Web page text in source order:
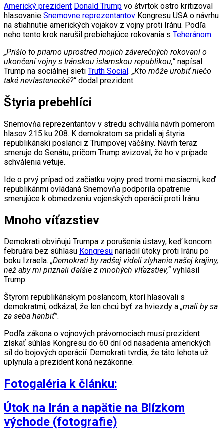
Americký prezident Donald Trump vo štvrtok ostro kritizoval
hlasovanie Snemovne reprezentantov Kongresu USA o návrhu
na stiahnutie amerických vojakov z vojny proti Iránu. Podľa
neho tento krok narušil prebiehajúce rokovania s Teheránom.
„Prišlo to priamo uprostred mojich záverečných rokovaní o
ukončení vojny s Iránskou islamskou republikou,“napísal
Trump na sociálnej sieti Truth Social. „Kto môže urobiť niečo
také nevlastenecké?“dodal prezident.
Štyria prebehlíci
Snemovňa reprezentantov v stredu schválila návrh pomerom
hlasov 215 ku 208. K demokratom sa pridali aj štyria
republikánski poslanci z Trumpovej väčšiny. Návrh teraz
smeruje do Senátu, pričom Trump avizoval, že ho v prípade
schválenia vetuje.
Ide o prvý prípad od začiatku vojny pred tromi mesiacmi, keď
republikánmi ovládaná Snemovňa podporila opatrenie
smerujúce k obmedzeniu vojenských operácií proti Iránu.
Mnoho víťazstiev
Demokrati obviňujú Trumpa z porušenia ústavy, keď koncom
februára bez súhlasu Kongresu nariadil útoky proti Iránu po
boku Izraela. „Demokrati by radšej videli zlyhanie našej krajiny,
než aby mi priznali ďalšie z mnohých víťazstiev,“ vyhlásil
Trump.
Štyrom republikánskym poslancom, ktorí hlasovali s
demokratmi, odkázal, že len chcú byť za hviezdy a „mali by sa
za seba hanbiť”.
Podľa zákona o vojnových právomociach musí prezident
získať súhlas Kongresu do 60 dní od nasadenia amerických
síl do bojových operácií. Demokrati tvrdia, že táto lehota už
uplynula a prezident koná nezákonne.
Fotogaléria k článku:
Útok na Irán a napätie na Blízkom
východe (fotografie)